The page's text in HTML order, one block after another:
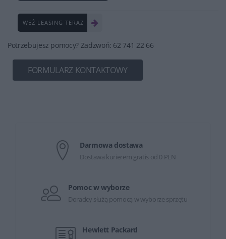
WEŹ LEASING TERAZ
Potrzebujesz pomocy? Zadzwoń: 62 741 22 66
FORMULARZ KONTAKTOWY
Darmowa dostawa
Dostawa kurierem gratis od 0 PLN
Pomoc w wyborze
Doradcy służą pomocą w wyborze sprzętu
Hewlett Packard